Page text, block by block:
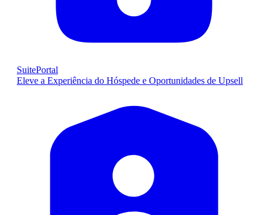
SuitePortal
Eleve a Experiência do Hóspede e Oportunidades de Upsell